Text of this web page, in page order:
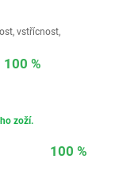
vstřícnost,
100 %
zoží.
100 %